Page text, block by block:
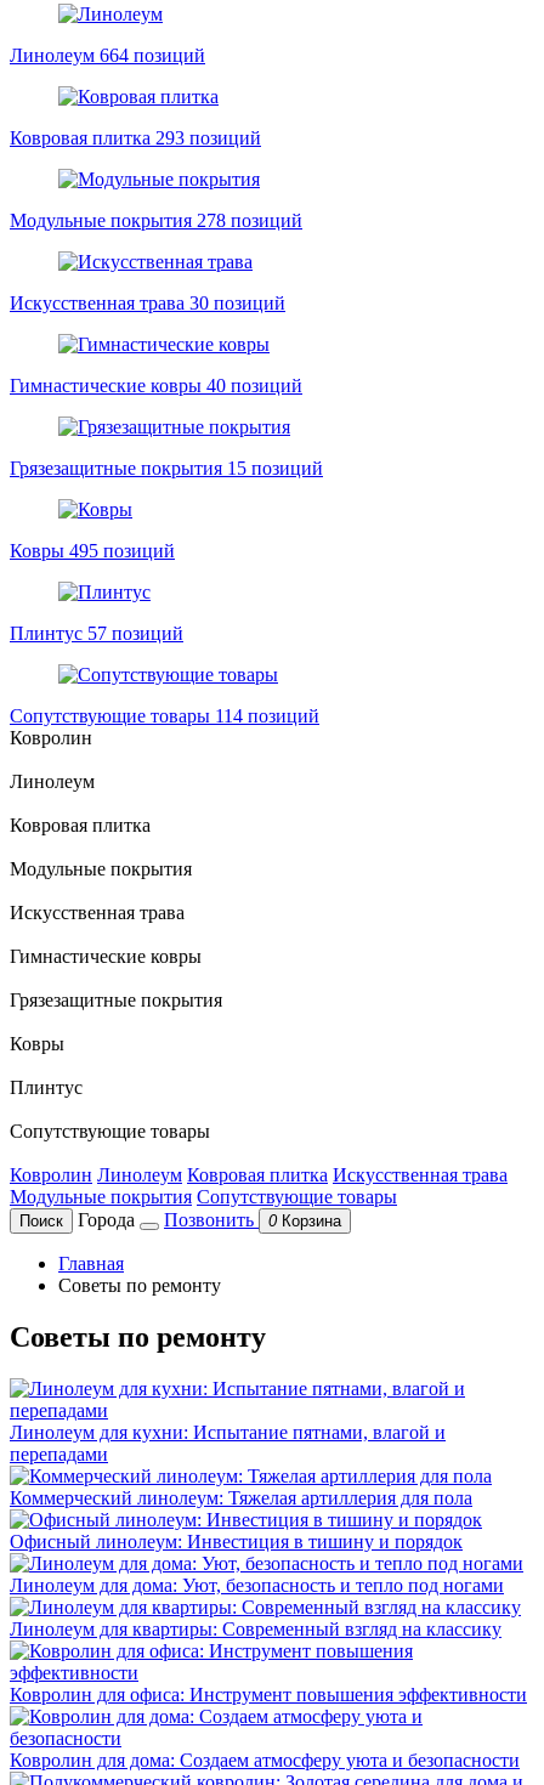
Линолеум 664 позиций
Ковровая плитка 293 позиций
Модульные покрытия 278 позиций
Искусственная трава 30 позиций
Гимнастические ковры 40 позиций
Грязезащитные покрытия 15 позиций
Ковры 495 позиций
Плинтус 57 позиций
Сопутствующие товары 114 позиций
Ковролин
Линолеум
Ковровая плитка
Модульные покрытия
Искусственная трава
Гимнастические ковры
Грязезащитные покрытия
Ковры
Плинтус
Сопутствующие товары
Ковролин Линолеум Ковровая плитка Искусственная трава
Модульные покрытия Сопутствующие товары
Поиск Города Позвонить 0 Корзина
Главная
Советы по ремонту
Советы по ремонту
Линолеум для кухни: Испытание пятнами, влагой и
перепадами
Коммерческий линолеум: Тяжелая артиллерия для пола
Офисный линолеум: Инвестиция в тишину и порядок
Линолеум для дома: Уют, безопасность и тепло под ногами
Линолеум для квартиры: Современный взгляд на классику
Ковролин для офиса: Инструмент повышения эффективности
Ковролин для дома: Создаем атмосферу уюта и безопасности